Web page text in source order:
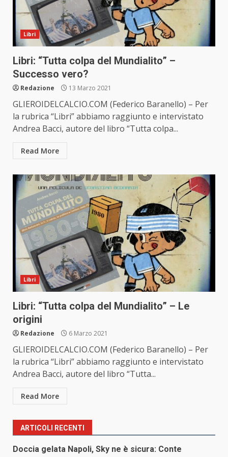
Libri
Libri: “Tutta colpa del Mundialito” –
Successo vero?
Redazione 13 Marzo 2021
GLIEROIDELCALCIO.COM (Federico Baranello) – Per
la rubrica “Libri” abbiamo raggiunto e intervistato
Andrea Bacci, autore del libro “Tutta colpa...
Read More
Libri
Libri: “Tutta colpa del Mundialito” – Le
origini
Redazione 6 Marzo 2021
GLIEROIDELCALCIO.COM (Federico Baranello) – Per
la rubrica “Libri” abbiamo raggiunto e intervistato
Andrea Bacci, autore del libro “Tutta...
Read More
ARTICOLI RECENTI
Doccia gelata Napoli, Sky ne è sicura: Conte